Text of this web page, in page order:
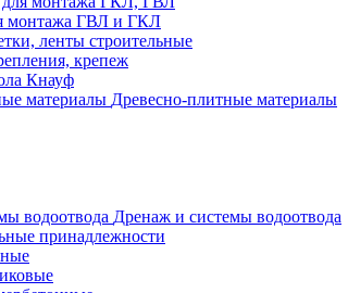
монтажа ГВЛ и ГКЛ
ленты строительные
крепеж
Кнауф
Древесно-плитные материалы
Дренаж и системы водоотвода
принадлежности